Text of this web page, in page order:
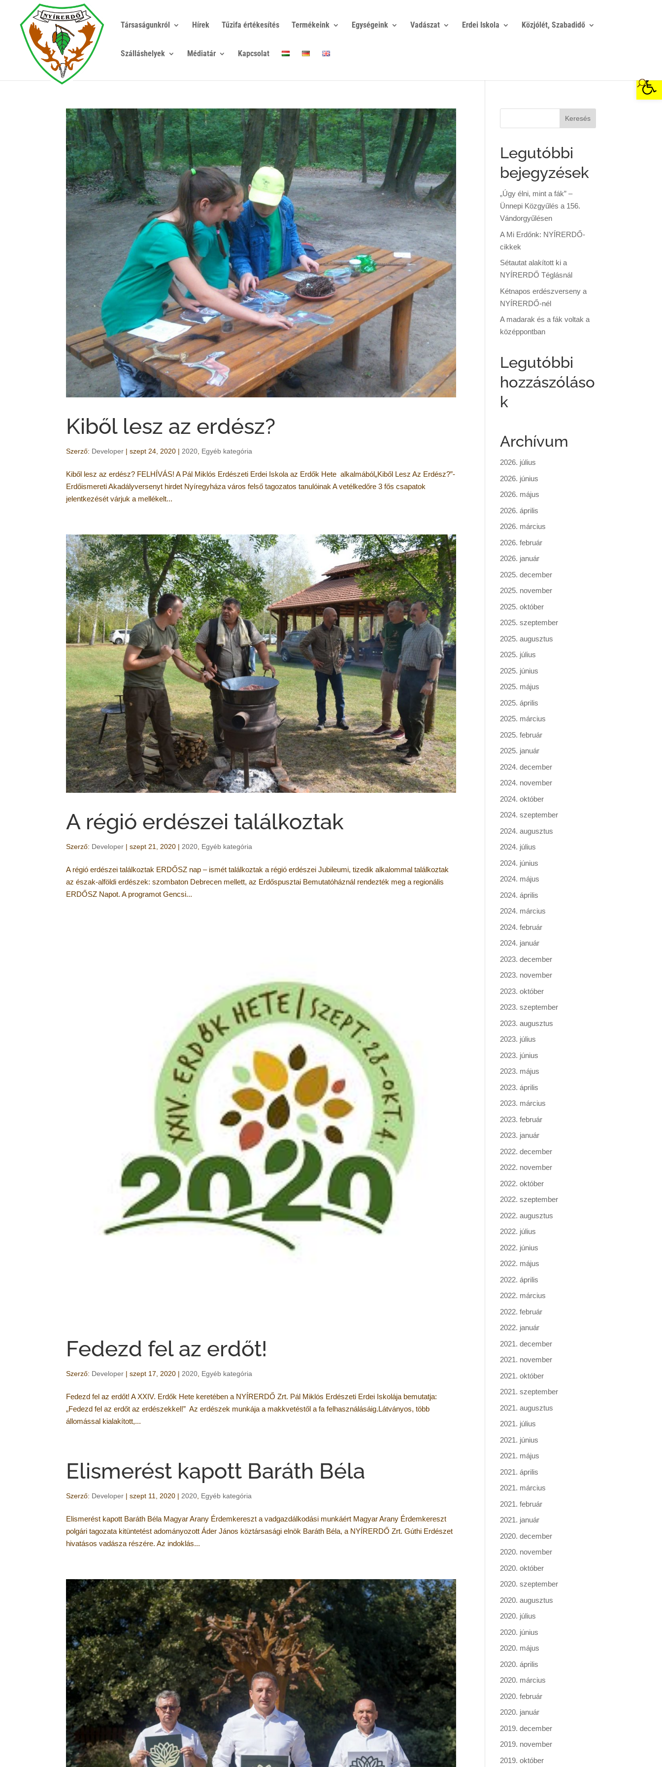
Társaságunkról Hírek Tűzifa értékesítés Termékeink Egységeink Vadászat Erdei Iskola Közjólét, Szabadidő
Szálláshelyek Médiatár Kapcsolat
Kiből lesz az erdész?
Szerző: Developer |szept 24, 2020 | 2020 Egyéb kategória
Kiből lesz az erdész? FELHÍVÁS! A Pál Miklós Erdészeti Erdei Iskola az Erdők Hete alkalmából„Kiből Lesz Az Erdész?”-
Erdőismereti Akadályversenyt hirdet Nyíregyháza város felső tagozatos tanulóinak A vetélkedőre 3 fős csapatok
jelentkezését várjuk a mellékelt...
A régió erdészei találkoztak
Szerző: Developer |szept 21, 2020 | 2020 Egyéb kategória
A régió erdészei találkoztak ERDŐSZ nap – ismét találkoztak a régió erdészei Jubileumi, tizedik alkalommal találkoztak
az észak-alföldi erdészek: szombaton Debrecen mellett, az Erdőspusztai Bemutatóháznál rendezték meg a regionális
ERDŐSZ Napot. A programot Gencsi...
Fedezd fel az erdőt!
Szerző: Developer |szept 17, 2020 |2020, Egyéb kategória
Fedezd fel az erdőt! A XXIV. Erdők Hete keretében a NYÍRERDŐ Zrt. Pál Miklós Erdészeti Erdei Iskolája bemutatja:
„Fedezd fel az erdőt az erdészekkel!” Az erdészek munkája a makkvetéstől a fa felhasználásáig.Látványos, több
állomással kialakított,...
Elismerést kapott Baráth Béla
Szerző: Developer |szept 11, 2020 |2020, Egyéb kategória
Elismerést kapott Baráth Béla Magyar Arany Érdemkereszt a vadgazdálkodási munkáért Magyar Arany Érdemkereszt
polgári tagozata kitüntetést adományozott Áder János köztársasági elnök Baráth Béla, a NYÍRERDŐ Zrt. Gúthi Erdészet
hivatásos vadásza részére. Az indoklás...
Legutóbbi
bejegyzések
„Úgy élni, mint a fák” –
Ünnepi Közgyűlés a 156.
Vándorgyűlésen
A Mi Erdőnk: NYÍRERDŐ-
cikkek
Sétautat alakított ki a
NYÍRERDŐ Téglásnál
Kétnapos erdészverseny a
NYÍRERDŐ-nél
A madarak és a fák voltak a
középpontban
Legutóbbi
hozzászóláso
k
Archívum
2026. július
2026. június
2026. május
2026. április
2026. március
2026. február
2026. január
2025. december
2025. november
2025. október
2025. szeptember
2025. augusztus
2025. július
2025. június
2025. május
2025. április
2025. március
2025. február
2025. január
2024. december
2024. november
2024. október
2024. szeptember
2024. augusztus
2024. július
2024. június
2024. május
2024. április
2024. március
2024. február
2024. január
2023. december
2023. november
2023. október
2023. szeptember
2023. augusztus
2023. július
2023. június
2023. május
2023. április
2023. március
2023. február
2023. január
2022. december
2022. november
2022. október
2022. szeptember
2022. augusztus
2022. július
2022. június
2022. május
2022. április
2022. március
2022. február
2022. január
2021. december
2021. november
2021. október
2021. szeptember
2021. augusztus
2021. július
2021. június
2021. május
2021. április
2021. március
2021. február
2021. január
2020. december
2020. november
2020. október
2020. szeptember
2020. augusztus
2020. július
2020. június
2020. május
2020. április
2020. március
2020. február
2020. január
2019. december
2019. november
2019. október